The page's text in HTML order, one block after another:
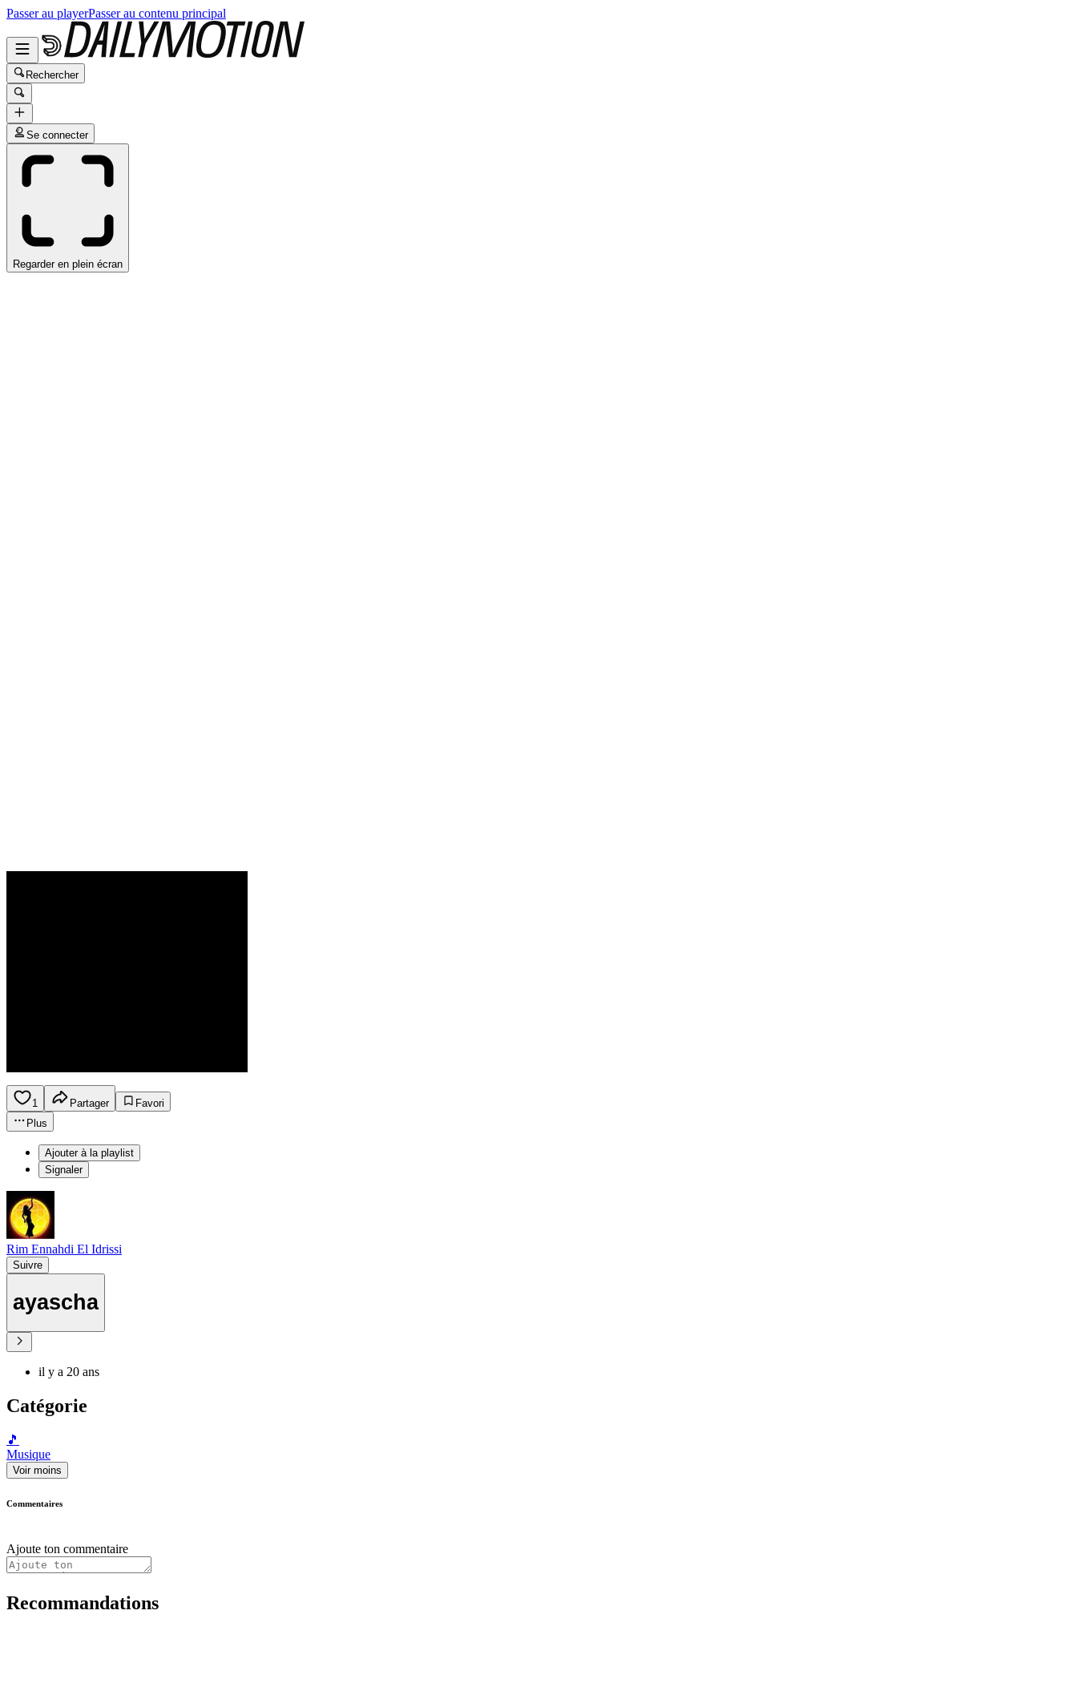
Passer au playerPasser au contenu principal
Rechercher
Se connecter
Regarder en plein écran
1 Partager
Favori
Plus
Ajouter à la playlist
Signaler
Rim Ennahdi El Idrissi
Suivre
ayascha
il y a 20 ans
Catégorie
🎵
Musique
Voir moins
Commentaires
Ajoute ton commentaire
Recommandations